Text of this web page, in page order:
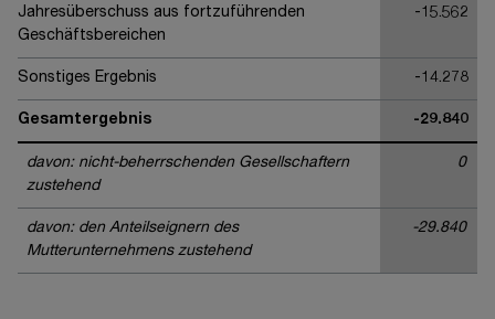
Jahresüberschuss aus fortzuführenden
Geschäftsbereichen
-15.562
Sonstiges Ergebnis -14.278
Gesamtergebnis -29.840
davon: nicht-beherrschenden Gesellschaftern
zustehend
0
davon: den Anteilseignern des
Mutterunternehmens zustehend
-29.840